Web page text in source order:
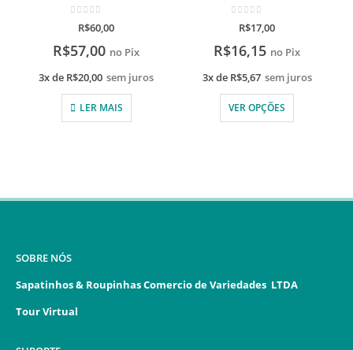
de 5
R$60,00
R$57,00 no Pix
3x de R$20,00 sem juros
LER MAIS
de 5
R$17,00
R$16,15 no Pix
3x de R$5,67 sem juros
VER OPÇÕES
SOBRE NÓS
Sapatinhos & Roupinhas Comercio de Variedades LTDA
Tour Virtual